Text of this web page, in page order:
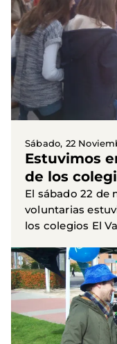
Sábado, 22
Estuvimos
de los
El sábado 22 de
voluntarias
los colegios El
informativo.